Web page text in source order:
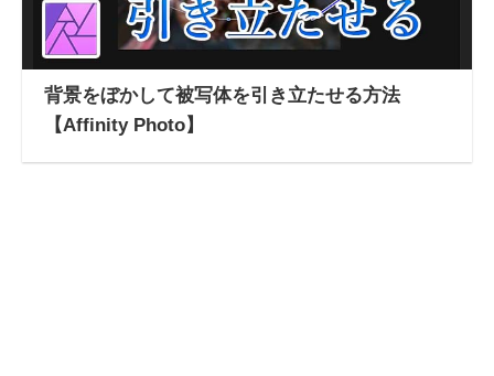
背景をぼかして被写体を引き立たせる方法
【Affinity Photo】